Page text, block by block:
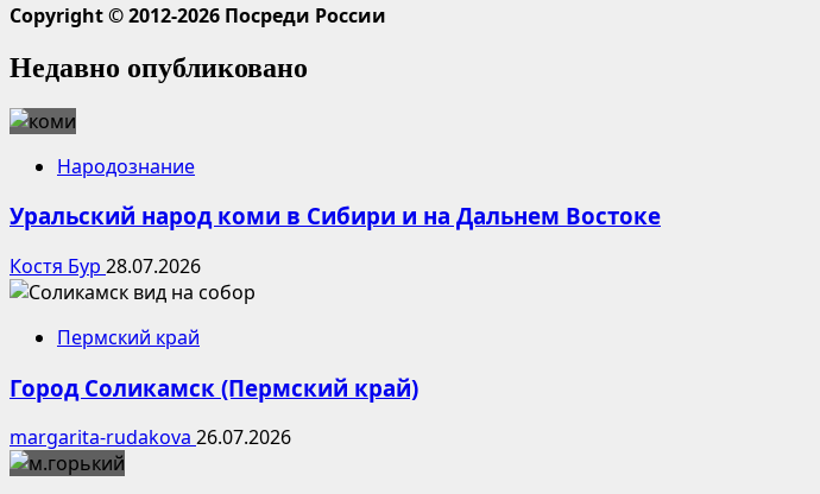
Copyright © 2012-2026 Посреди России
Недавно опубликовано
Народознание
Уральский народ коми в Сибири и на Дальнем Востоке
Костя Бур 28.07.2026
Пермский край
Город Соликамск (Пермский край)
margarita-rudakova 26.07.2026